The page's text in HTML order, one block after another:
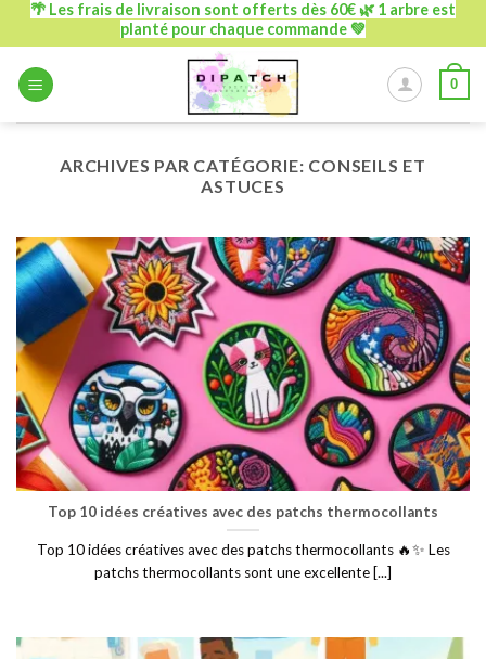
Passer
contenu
🌴 Les frais de livraison sont offerts dès 60€ 🌿 1 arbre est
planté pour chaque commande 💚
0
ARCHIVES PAR CATÉGORIE: CONSEILS ET
ASTUCES
Top 10 idées créatives avec des patchs thermocollants
Top 10 idées créatives avec des patchs thermocollants 🔥✨ Les
patchs thermocollants sont une excellente [...]